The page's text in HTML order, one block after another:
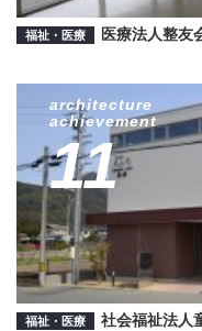
福祉・医療 医療法人整
architecture
achievement
11
福祉・医療 社会福祉法人